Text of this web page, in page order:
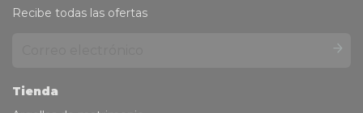
Recibe todas las ofertas
Tienda